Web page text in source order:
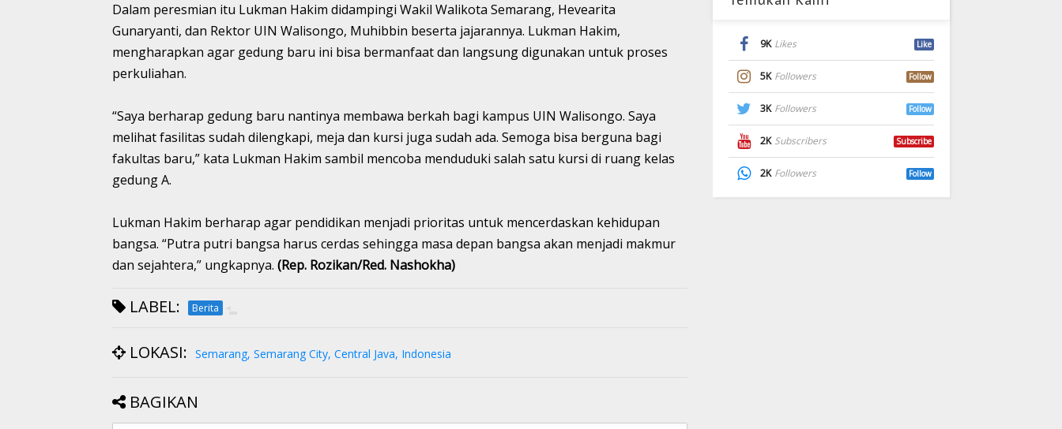
Dalam peresmian itu Lukman Hakim didampingi Wakil Walikota Semarang, Hevearita
Gunaryanti, dan Rektor UIN Walisongo, Muhibbin beserta jajarannya. Lukman Hakim,
mengharapkan agar gedung baru ini bisa bermanfaat dan langsung digunakan untuk proses
perkuliahan.
“Saya berharap gedung baru nantinya membawa berkah bagi kampus UIN Walisongo. Saya
melihat fasilitas sudah dilengkapi, meja dan kursi juga sudah ada. Semoga bisa berguna bagi
fakultas baru,” kata Lukman Hakim sambil mencoba menduduki salah satu kursi di ruang kelas
gedung A.
Lukman Hakim berharap agar pendidikan menjadi prioritas untuk mencerdaskan kehidupan
bangsa. “Putra putri bangsa harus cerdas sehingga masa depan bangsa akan menjadi makmur
dan sejahtera,” ungkapnya. (Rep. Rozikan/Red. Nashokha)
LABEL: Berita
LOKASI: Semarang, Semarang City, Central Java, Indonesia
BAGIKAN
9K Likes Like
5K Followers Follow
3K Followers Follow
2K Subscribers Subscribe
2K Followers Follow